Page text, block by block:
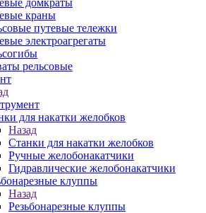
домкраты
краны
путевые тележки
электроагрегаты
рельсовые
для накатки желобков
Назад
Станки для накатки желобков
Ручные желобонакатчики
Гидравлические желобонакатчики
клуппы
Назад
Резьбонарезные клуппы